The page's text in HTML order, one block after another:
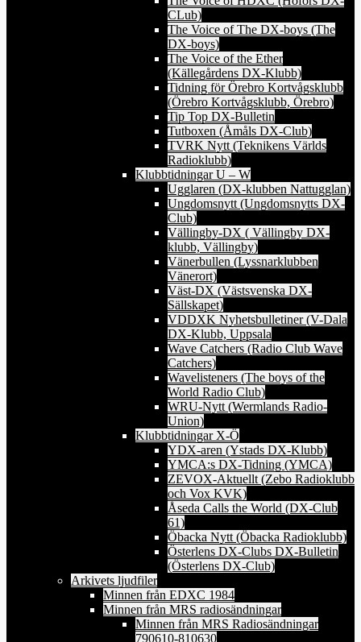
CLub)
The Voice of The DX-boys (The
DX-boys)
The Voice of the Ether
(Källegårdens DX-Klubb)
Tidning för Örebro Kortvågsklubb
(Örebro Kortvågsklubb, Örebro)
Tip Top DX-Bulletin
Tutboxen (Åmåls DX-Club)
TVRK Nytt (Teknikens Världs
Radioklubb)
Klubbtidningar U – W
Ugglaren (DX-klubben Nattugglan)
Ungdomsnytt (Ungdomsnytts DX-
Club)
Vällingby-DX ( Vällingby DX-
klubb, Vällingby)
Vänerbullen (Lyssnarklubben
Vänerort)
Väst-DX (Västsvenska DX-
Sällskapet)
VDDXK Nyhetsbulletiner (V-Dala
DX-Klubb, Uppsala
Wave Catchers (Radio Club Wave
Catchers)
Wavelisteners (The boys of the
World Radio Club)
WRU-Nytt (Wermlands Radio-
Union)
Klubbtidningar X-Ö
YDX-aren (Ystads DX-Klubb)
YMCA:s DX-Tidning (YMCA)
ZEVOX-Aktuellt (Zebo Radioklubb
och Vox KVK)
Åseda Calls the World (DX-Club
61)
Öbacka Nytt (Öbacka Radioklubb)
Österlens DX-Clubs DX-Bulletin
(Österlens DX-Club)
Arkivets ljudfiler
Minnen från EDXC 1984
Minnen från MRS radiosändningar
Minnen från MRS Radiosändningar
790610-810630